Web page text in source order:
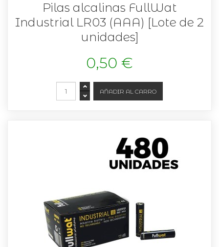
Pilas alcalinas FullWat
Industrial LR03 (AAA) [Lote de 2
unidades]
0,50 €